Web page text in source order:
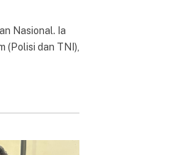
Nasional. Ia
(Polisi dan TNI),